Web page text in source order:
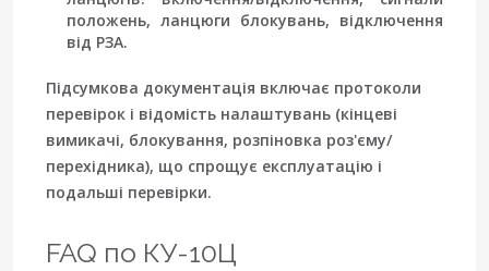
положень, ланцюги блокувань, відключення
від РЗА.
Підсумкова документація включає протоколи
перевірок і відомість налаштувань (кінцеві
вимикачі, блокування, розпіновка роз'єму/
перехідника), що спрощує експлуатацію і
подальші перевірки.
FAQ по КУ-10Ц